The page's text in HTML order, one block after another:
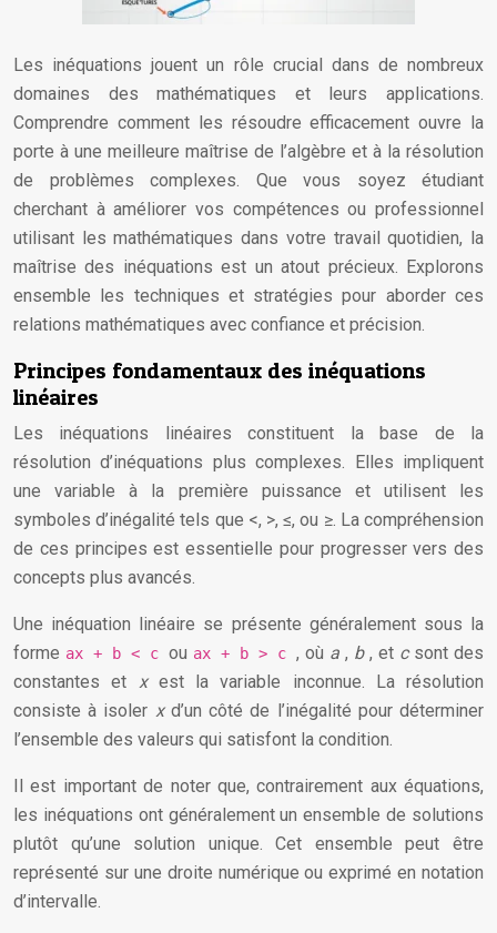
Les inéquations jouent un rôle crucial dans de nombreux
domaines des mathématiques et leurs applications.
Comprendre comment les résoudre efficacement ouvre la
porte à une meilleure maîtrise de l’algèbre et à la résolution
de problèmes complexes. Que vous soyez étudiant
cherchant à améliorer vos compétences ou professionnel
utilisant les mathématiques dans votre travail quotidien, la
maîtrise des inéquations est un atout précieux. Explorons
ensemble les techniques et stratégies pour aborder ces
relations mathématiques avec confiance et précision.
Principes fondamentaux des inéquations
linéaires
Les inéquations linéaires constituent la base de la
résolution d’inéquations plus complexes. Elles impliquent
une variable à la première puissance et utilisent les
symboles d’inégalité tels que <, >, ≤, ou ≥. La compréhension
de ces principes est essentielle pour progresser vers des
concepts plus avancés.
Une inéquation linéaire se présente généralement sous la
forme ax + b < c ou ax + b > c , où a , b , et c sont des
constantes et x est la variable inconnue. La résolution
consiste à isoler x d’un côté de l’inégalité pour déterminer
l’ensemble des valeurs qui satisfont la condition.
Il est important de noter que, contrairement aux équations,
les inéquations ont généralement un ensemble de solutions
plutôt qu’une solution unique. Cet ensemble peut être
représenté sur une droite numérique ou exprimé en notation
d’intervalle.